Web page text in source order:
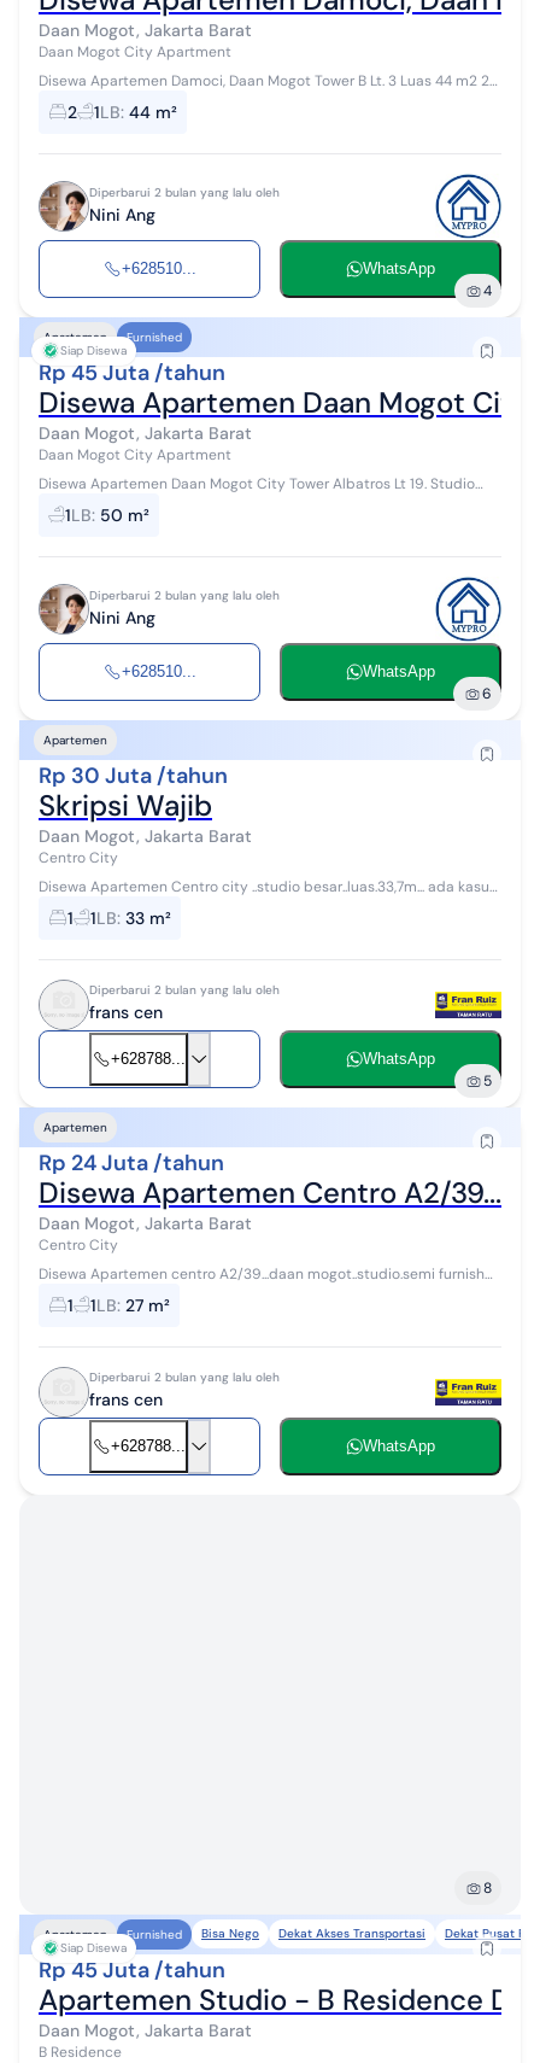
Daan Mogot, Jakarta Barat
Daan Mogot City Apartment
Disewa Apartemen Damoci, Daan Mogot Tower B Lt. 3 Luas 44 m2 2
BR 1 KM Full Furnish View Pool WNI : Harga Sewa 65jt/thn Free IPL 1
bulan Deposit ...
2 1LB: 44 m²
Diperbarui 2 bulan yang lalu oleh
Nini Ang
+628510... WhatsApp
4
Siap Disewa
Apartemen Furnished
Rp 45 Juta /tahun
Disewa Apartemen Daan Mogot City
Daan Mogot, Jakarta Barat
Daan Mogot City Apartment
Disewa Apartemen Daan Mogot City Tower Albatros Lt 19. Studio
Premium Luas 33m² View Kolam Renang Listrik 2200 WTP Furnished
IPL 2.500.000 per ...
1LB: 50 m²
Diperbarui 2 bulan yang lalu oleh
Nini Ang
+628510... WhatsApp
6
Apartemen
Rp 30 Juta /tahun
Skripsi Wajib
Daan Mogot, Jakarta Barat
Centro City
Disewa Apartemen Centro city ..studio besar..luas.33,7m... ada kasur
dan ac.. hg 30jt/th Hub frans cen 0878xxxxxxxx bisa wa/telp Atau
0878xxxxxxxx ...
1 1LB: 33 m²
Diperbarui 2 bulan yang lalu oleh
frans cen
+628788... WhatsApp
5
Apartemen
Rp 24 Juta /tahun
Disewa Apartemen Centro A2/
Daan Mogot, Jakarta Barat
Centro City
Disewa Apartemen centro A2/39...daan mogot..studio.semi furnish
hg 24jt/ th Hub frans cen 0878xxxxxxxx bisa wa/telp Atau
0878xxxxxxxx bisa wa/telp ...
1 1LB: 27 m²
Diperbarui 2 bulan yang lalu oleh
frans cen
+628788... WhatsApp
8
Siap Disewa
Apartemen Furnished Bisa Nego Dekat Akses Transportasi Dekat Pusat
Rp 45 Juta /tahun
Apartemen Studio - B Residence
Daan Mogot, Jakarta Barat
B Residence